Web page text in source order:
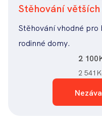
Stěhování
Stěhování vhodné
rodinné domy.
2 100
2 541